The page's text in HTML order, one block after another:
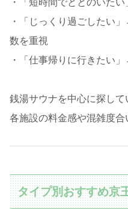
・「短時間でととのいた
・「じっくり過ごしたい
数を重視
・「仕事帰りに行きたい
銭湯サウナを中心に探して
各施設の料金感や混雑度合
タイプ別おすすめ京